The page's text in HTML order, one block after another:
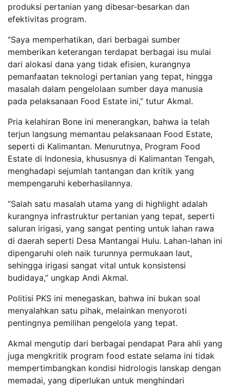
produksi pertanian yang dibesar-besarkan dan
efektivitas program.
“Saya memperhatikan, dari berbagai sumber
memberikan keterangan terdapat berbagai isu mulai
dari alokasi dana yang tidak efisien, kurangnya
pemanfaatan teknologi pertanian yang tepat, hingga
masalah dalam pengelolaan sumber daya manusia
pada pelaksanaan Food Estate ini,” tutur Akmal.
Pria kelahiran Bone ini menerangkan, bahwa ia telah
terjun langsung memantau pelaksanaan Food Estate,
seperti di Kalimantan. Menurutnya, Program Food
Estate di Indonesia, khususnya di Kalimantan Tengah,
menghadapi sejumlah tantangan dan kritik yang
mempengaruhi keberhasilannya.
“Salah satu masalah utama yang di highlight adalah
kurangnya infrastruktur pertanian yang tepat, seperti
saluran irigasi, yang sangat penting untuk lahan rawa
di daerah seperti Desa Mantangai Hulu. Lahan-lahan ini
dipengaruhi oleh naik turunnya permukaan laut,
sehingga irigasi sangat vital untuk konsistensi
budidaya,” ungkap Andi Akmal.
Politisi PKS ini menegaskan, bahwa ini bukan soal
menyalahkan satu pihak, melainkan menyoroti
pentingnya pemilihan pengelola yang tepat.
Akmal mengutip dari berbagai pendapat Para ahli yang
juga mengkritik program food estate selama ini tidak
mempertimbangkan kondisi hidrologis lanskap dengan
memadai, yang diperlukan untuk menghindari